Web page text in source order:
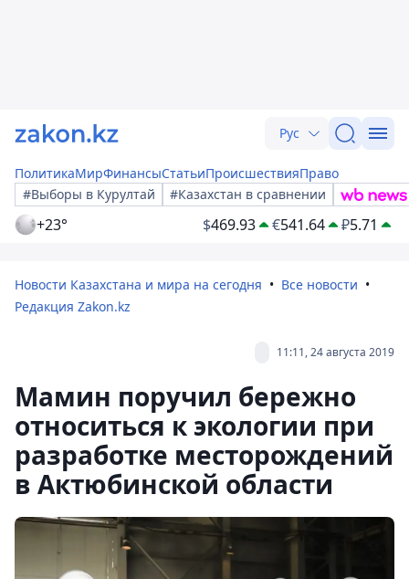
Рус
ПолитикаМирФинансыСтатьиПроисшествияПраво
#Выборы в Курултай
#Казахстан в сравнении
+23° $469.93 €541.64 ₽5.71
Новости Казахстана и мира на сегодня
Все новости
Редакция Zakon.kz
11:11, 24 августа 2019
Мамин поручил бережно
относиться к экологии при
разработке месторождений
в Актюбинской области